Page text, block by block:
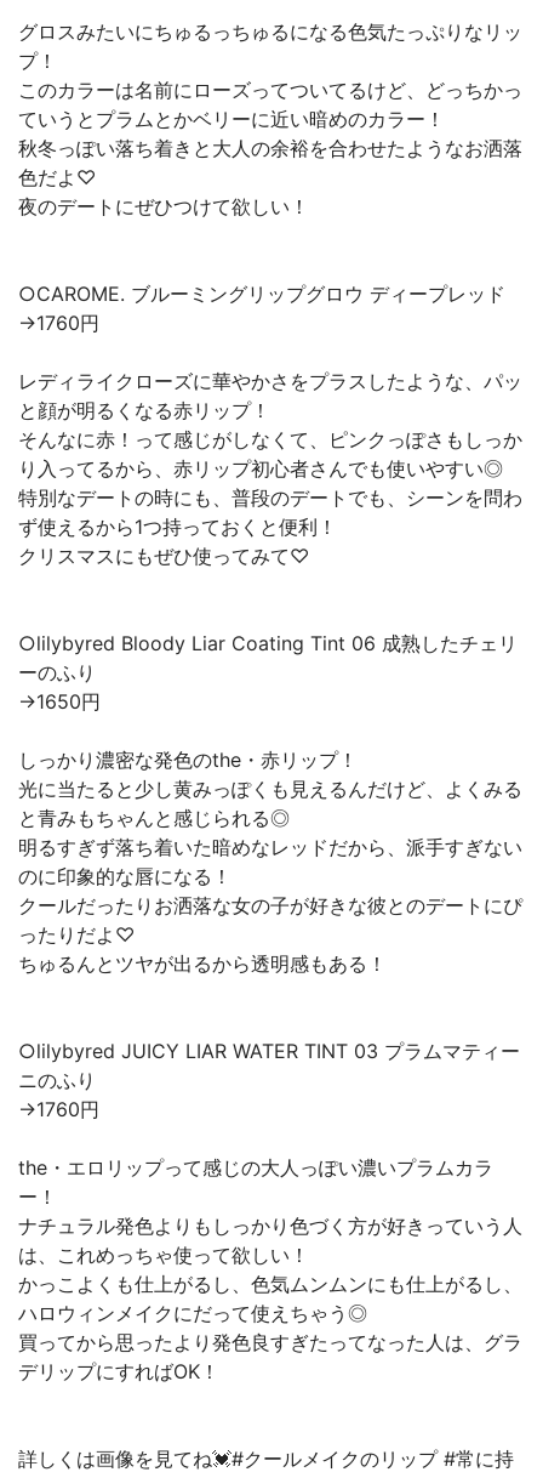
グロスみたいにちゅるっちゅるになる色気たっぷりなリッ
プ！
このカラーは名前にローズってついてるけど、どっちかっ
ていうとプラムとかベリーに近い暗めのカラー！
秋冬っぽい落ち着きと大人の余裕を合わせたようなお洒落
色だよ♡
夜のデートにぜひつけて欲しい！
○CAROME. ブルーミングリップグロウ ディープレッド
→1760円
レディライクローズに華やかさをプラスしたような、パッ
と顔が明るくなる赤リップ！
そんなに赤！って感じがしなくて、ピンクっぽさもしっか
り入ってるから、赤リップ初心者さんでも使いやすい◎
特別なデートの時にも、普段のデートでも、シーンを問わ
ず使えるから1つ持っておくと便利！
クリスマスにもぜひ使ってみて♡
○lilybyred Bloody Liar Coating Tint 06 成熟したチェリ
ーのふり
→1650円
しっかり濃密な発色のthe・赤リップ！
光に当たると少し黄みっぽくも見えるんだけど、よくみる
と青みもちゃんと感じられる◎
明るすぎず落ち着いた暗めなレッドだから、派手すぎない
のに印象的な唇になる！
クールだったりお洒落な女の子が好きな彼とのデートにぴ
ったりだよ♡
ちゅるんとツヤが出るから透明感もある！
○lilybyred JUICY LIAR WATER TINT 03 プラムマティー
ニのふり
→1760円
the・エロリップって感じの大人っぽい濃いプラムカラ
ー！
ナチュラル発色よりもしっかり色づく方が好きっていう人
は、これめっちゃ使って欲しい！
かっこよくも仕上がるし、色気ムンムンにも仕上がるし、
ハロウィンメイクにだって使えちゃう◎
買ってから思ったより発色良すぎたってなった人は、グラ
デリップにすればOK！
詳しくは画像を見てね💓#クールメイクのリップ #常に持